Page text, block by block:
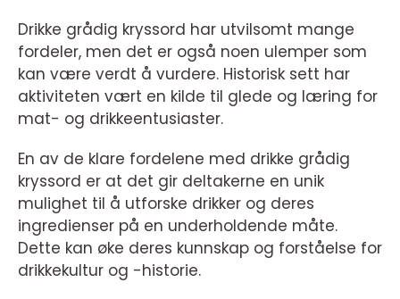
Drikke grådig kryssord har utvilsomt mange
fordeler, men det er også noen ulemper som
kan være verdt å vurdere. Historisk sett har
aktiviteten vært en kilde til glede og læring for
mat- og drikkeentusiaster.
En av de klare fordelene med drikke grådig
kryssord er at det gir deltakerne en unik
mulighet til å utforske drikker og deres
ingredienser på en underholdende måte.
Dette kan øke deres kunnskap og forståelse for
drikkekultur og -historie.